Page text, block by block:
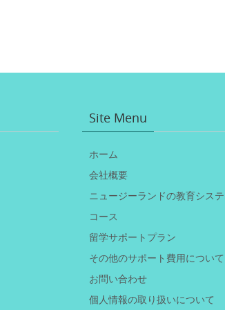
Site Menu
ホーム
会社概要
ニュージーランドの教育シス
コース
留学サポートプラン
その他のサポート費用について
お問い合わせ
個人情報の取り扱いについて